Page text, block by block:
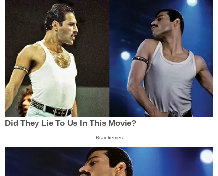
Did They Lie To Us In This Movie?
Brainberries